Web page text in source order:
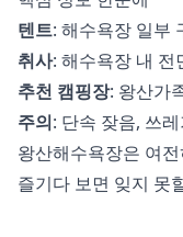
텐트: 해수욕장 일부
취사: 해수욕장 내 전
추천 캠핑장: 왕산가
주의: 단속 잦음, 쓰
왕산해수욕장은 여
즐기다 보면 잊지 못